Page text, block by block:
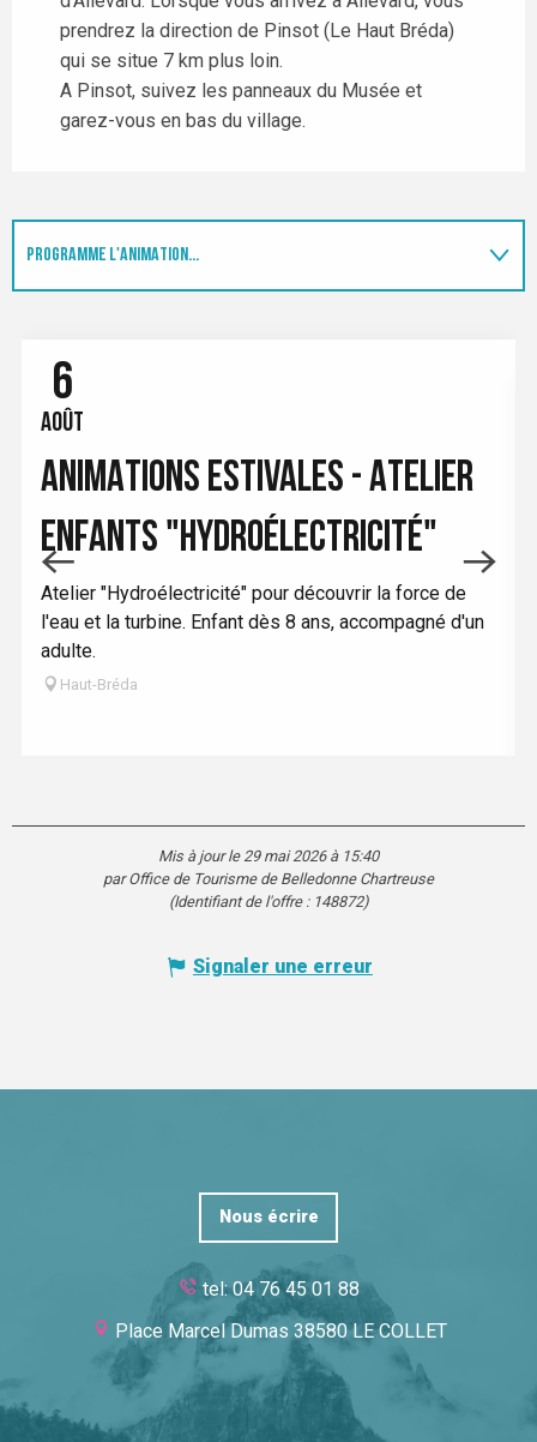
prendrez la direction de Pinsot (Le Haut Bréda)
qui se situe 7 km plus loin.
A Pinsot, suivez les panneaux du Musée et
garez-vous en bas du village.
PROGRAMME L'ANIMATION...
SUR PLACE
6
AOÛT
ANIMATIONS ESTIVALES - ATELIER
ENFANTS "HYDROÉLECTRICITÉ"
Atelier "Hydroélectricité" pour découvrir la force de
l'eau et la turbine. Enfant dès 8 ans, accompagné d'un
adulte.
Haut-Bréda
Mis à jour le 29 mai 2026 à 15:40
par Office de Tourisme de Belledonne Chartreuse
(Identifiant de l'offre : 148872)
Signaler une erreur
Nous écrire
tel: 04 76 45 01 88
Place Marcel Dumas 38580 LE COLLET